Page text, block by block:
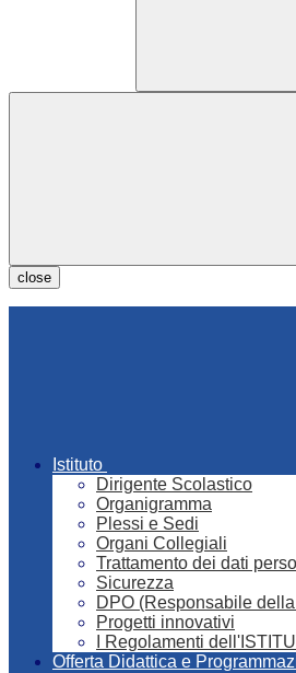
close
Istituto
Dirigente Scolastico
Organigramma
Plessi e Sedi
Organi Collegiali
Trattamento dei dati
Sicurezza
DPO (Responsabile
Progetti innovativi
I Regolamenti
Offerta Didattica e